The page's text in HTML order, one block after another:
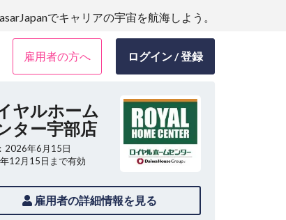
でキャリアの宇宙を航海しよう。
雇用者の方へ ログイン / 登録
ヤルホーム
ター宇部店
2026年6月15日
12月15日まで有効
雇用者の詳細情報を見る